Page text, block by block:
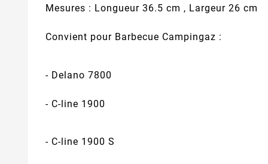
Mesures : Longueur 36.5 cm , Largeur 26 cm
Convient pour Barbecue Campingaz :
- Delano 7800
- C-line 1900
- C-line 1900 S